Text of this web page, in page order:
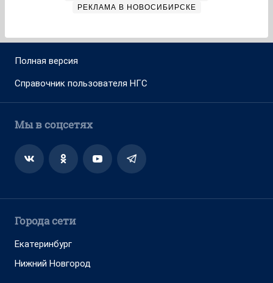
РЕКЛАМА В НОВОСИБИРСКЕ
Полная версия
Справочник пользователя НГС
Мы в соцсетях
Города сети
Екатеринбург
Нижний Новгород